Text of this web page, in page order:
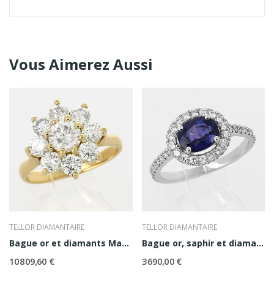
Vous Aimerez Aussi
TELLOR DIAMANTAIRE
Bague or et diamants Marguerite
10 809,60 €
TELLOR DIAMANTAIRE
Bague or, saphir et diamants Sybille
3 690,00 €